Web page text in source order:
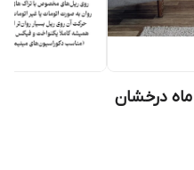
درخشان